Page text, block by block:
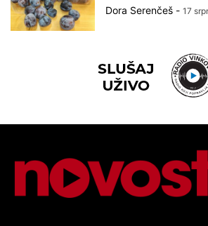
Dora Serenčeš - 17